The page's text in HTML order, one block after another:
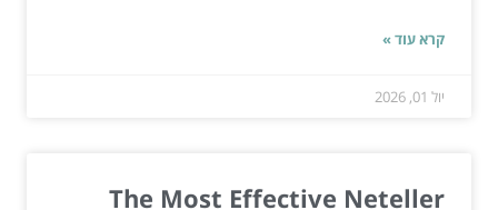
קרא עוד »
יול 01, 2026
The Most Effective Neteller